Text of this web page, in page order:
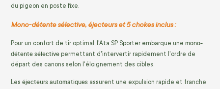
du pigeon en poste fixe.
Mono-détente sélective, éjecteurs et 5 chokes inclus :
Pour un confort de tir optimal, l'Ata SP Sporter embarque une mono-
détente sélective permettant d'intervertir rapidement l'ordre de
départ des canons selon l'éloignement des cibles.
Les éjecteurs automatiques assurent une expulsion rapide et franche